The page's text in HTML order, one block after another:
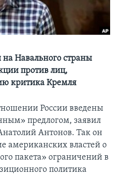
Навального страны
против лиц,
критика Кремля
России введены
предлогом, заявил
Антонов. Так он
американских властей о
пакета» ограничений в
политика